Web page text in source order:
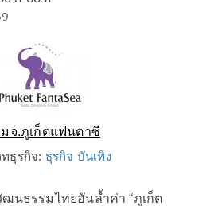
จ.ภูเก็ตแฟนตาซี
ทธุรกิจ: ธุรกิจ บันเทิง
นธรรมไทยอันล้ำค่า “ภูเก็ต